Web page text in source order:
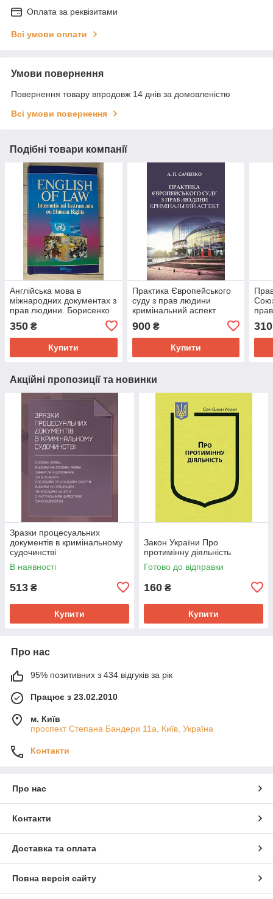
Оплата за реквізитами
Всі умови оплати
Умови повернення
Повернення товару впродовж 14 днів за домовленістю
Всі умови повернення
Подібні товари компанії
Англійська мова в
міжнародних документах з
прав людини. Борисенко
350 ₴
Купити
Практика Європейського
суду з прав людини
кримінальний аспект
900₴
Купити
310
Акційні пропозиції та новинки
Зразки процесуальних
документів в кримінальному
судочинстві
В наявності
513 ₴
Купити
Закон України Про
протимінну діяльність
Готово до відправки
160 ₴
Купити
Про нас
95% позитивних з 434 відгуків за рік
Працює з 23.02.2010
м. Київ
проспект Степана Бандери 11а, Київ, Україна
Контакти
Про нас
Контакти
Доставка та оплата
Повна версія сайту